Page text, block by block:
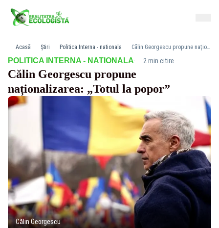
Acasă Știri Politica Interna - nationala Călin Georgescu propune naționalizarea: „Totul la popor”
POLITICA INTERNA - NATIONALA· 2 min citire
Călin Georgescu propune
naționalizarea: „Totul la popor”
Călin Georgescu